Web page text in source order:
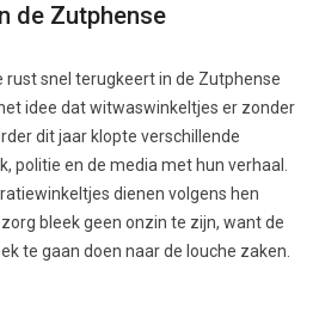
de Zutphense
snel terugkeert in de Zutphense
idee dat witwaswinkeltjes er zonder
dit jaar klopte verschillende
politie en de media met hun verhaal.
dienen volgens hen
bleek geen onzin te zijn, want de
te gaan doen naar de louche zaken.